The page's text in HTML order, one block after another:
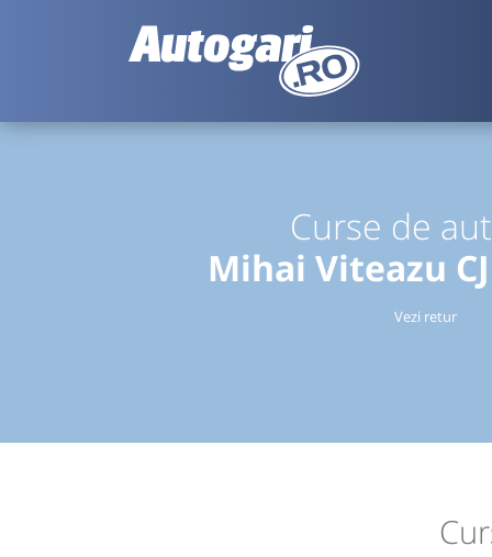
Curse de
Mihai Viteazu
Vezi retur